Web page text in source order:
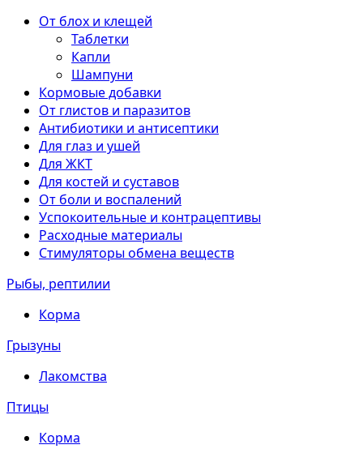
От блох и клещей
Таблетки
Капли
Шампуни
Кормовые добавки
От глистов и паразитов
Антибиотики и антисептики
Для глаз и ушей
Для ЖКТ
Для костей и суставов
От боли и воспалений
Успокоительные и контрацептивы
Расходные материалы
Стимуляторы обмена веществ
Рыбы, рептилии
Корма
Грызуны
Лакомства
Птицы
Корма